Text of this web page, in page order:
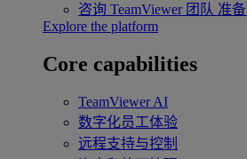
咨询 TeamViewer 团队 准
Explore the platform
Core capabilities
TeamViewer AI
数字化员工体验
远程支持与控制